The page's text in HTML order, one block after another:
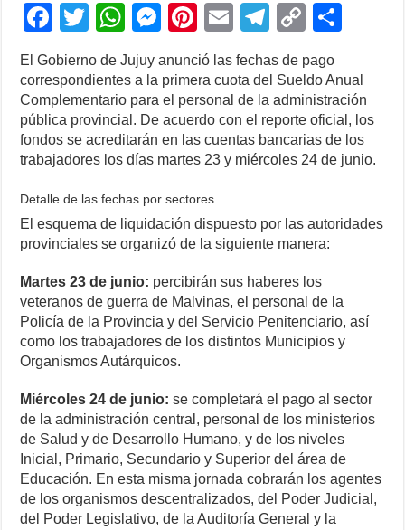
F
a
c
e
b
o
o
k
T
wi
tt
er
W
h
at
s
A
p
p
M
ss
e
n
g
er
Pi
nt
er
e
st
E
m
ail
T
el
e
gr
a
m
C
p
y
Li
n
ar
e
El Gobierno de Jujuy anunció las fechas de pago
correspondientes a la primera cuota del Sueldo Anual
Complementario para el personal de la administración
pública provincial. De acuerdo con el reporte oficial, los
fondos se acreditarán en las cuentas bancarias de los
trabajadores los días martes 23 y miércoles 24 de junio.
Detalle de las fechas por sectores
El esquema de liquidación dispuesto por las autoridades
provinciales se organizó de la siguiente manera:
Martes 23 de junio: percibirán sus haberes los
veteranos de guerra de Malvinas, el personal de la
Policía de la Provincia y del Servicio Penitenciario, así
como los trabajadores de los distintos Municipios y
Organismos Autárquicos.
Miércoles 24 de junio: se completará el pago al sector
de la administración central, personal de los ministerios
de Salud y de Desarrollo Humano, y de los niveles
Inicial, Primario, Secundario y Superior del área de
Educación. En esta misma jornada cobrarán los agentes
de los organismos descentralizados, del Poder Judicial,
del Poder Legislativo, de la Auditoría General y la